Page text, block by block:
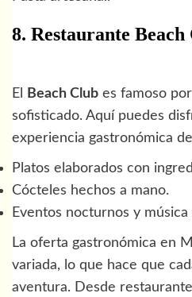
8. Restaurante Beach
El Beach Club es famoso
sofisticado. Aquí puedes
experiencia gastronómica
Platos elaborados con
Cócteles hechos a mano.
Eventos nocturnos y música
La oferta gastronómica en
variada, lo que hace que
aventura. Desde